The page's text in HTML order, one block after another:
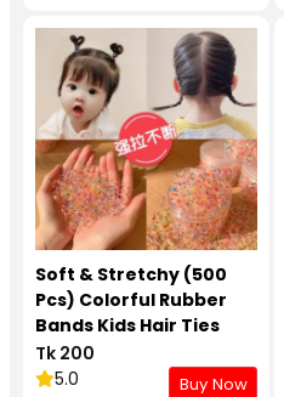
Soft & Stretchy (500
Pcs) Colorful Rubber
Bands Kids Hair Ties
Tk 200
5.0
Buy Now